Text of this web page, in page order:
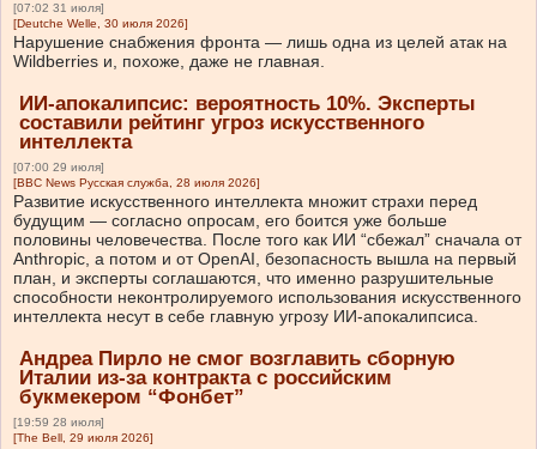
[07:02 31 июля]
[Deutche Welle, 30 июля 2026]
Нарушение снабжения фронта — лишь одна из целей атак на
Wildberries и, похоже, даже не главная.
ИИ-апокалипсис: вероятность 10%. Эксперты
составили рейтинг угроз искусственного
интеллекта
[07:00 29 июля]
[BBC News Русская служба, 28 июля 2026]
Развитие искусственного интеллекта множит страхи перед
будущим — согласно опросам, его боится уже больше
половины человечества. После того как ИИ “сбежал” сначала от
Anthropic, а потом и от OpenAI, безопасность вышла на первый
план, и эксперты соглашаются, что именно разрушительные
способности неконтролируемого использования искусственного
интеллекта несут в себе главную угрозу ИИ-апокалипсиса.
Андреа Пирло не смог возглавить сборную
Италии из-за контракта с российским
букмекером “Фонбет”
[19:59 28 июля]
[The Bell, 29 июля 2026]